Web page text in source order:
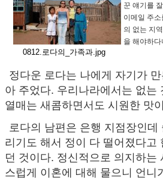
0812.로다의_가족과.jpg
꾼 얘기를
이메일 주
의 없는 지
을 해야하
정다운 로다는 나에게 자기가
아 주었다. 우리나라에서는 없는
열매는 새콤하면서도 시원한 맛
로다의 남편은 은행 지점장인
리기도 해서 정이 다 떨어졌다고
던 것이다. 정신적으로 의지하
스럽게 이혼에 대해 물으니 언니